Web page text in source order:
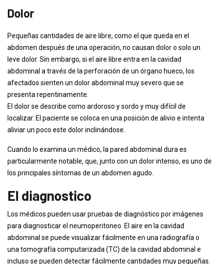
Dolor
Pequeñas cantidades de aire libre, como el que queda en el
abdomen después de una operación, no causan dolor o solo un
leve dolor. Sin embargo, si el aire libre entra en la cavidad
abdominal a través de la perforación de un órgano hueco, los
afectados sienten un dolor abdominal muy severo que se
presenta repentinamente.
El dolor se describe como ardoroso y sordo y muy difícil de
localizar. El paciente se coloca en una posición de alivio e intenta
aliviar un poco este dolor inclinándose.
Cuando lo examina un médico, la pared abdominal dura es
particularmente notable, que, junto con un dolor intenso, es uno de
los principales síntomas de un abdomen agudo.
El diagnostico
Los médicos pueden usar pruebas de diagnóstico por imágenes
para diagnosticar el neumoperitoneo. El aire en la cavidad
abdominal se puede visualizar fácilmente en una radiografía o
una tomografía computarizada (TC) de la cavidad abdominal e
incluso se pueden detectar fácilmente cantidades muy pequeñas.